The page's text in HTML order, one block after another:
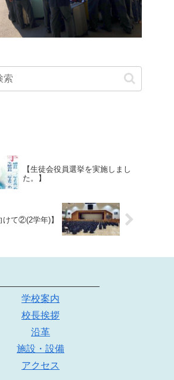
【生徒会役員選挙を実施しまし
た。】
けて②(2学年)】
学校案内
校長挨拶
沿革
施設・設備
アクセス